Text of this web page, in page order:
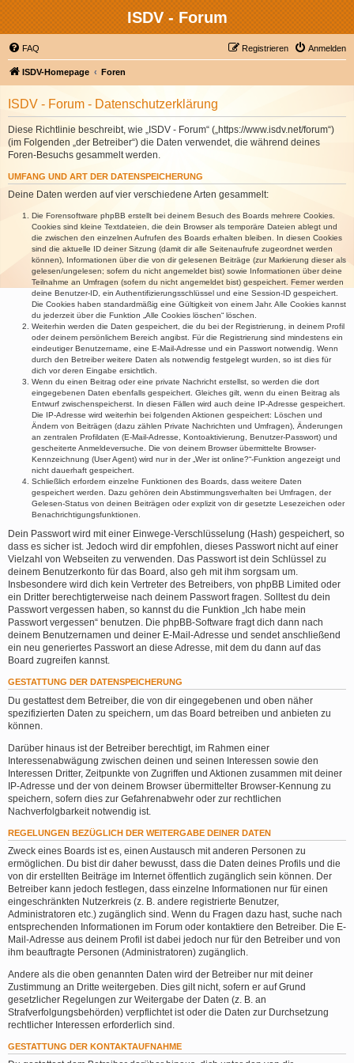
ISDV - Forum
FAQ Anmelden
Registrieren
ISDV-Homepage Foren
ISDV - Forum - Datenschutzerklärung
Diese Richtlinie beschreibt, wie „ISDV - Forum“ („https://www.isdv.net/forum“)
(im Folgenden „der Betreiber“) die Daten verwendet, die während deines
Foren-Besuchs gesammelt werden.
UMFANG UND ART DER DATENSPEICHERUNG
Deine Daten werden auf vier verschiedene Arten gesammelt:
Die Forensoftware phpBB erstellt bei deinem Besuch des Boards mehrere Cookies.
Cookies sind kleine Textdateien, die dein Browser als temporäre Dateien ablegt und
die zwischen den einzelnen Aufrufen des Boards erhalten bleiben. In diesen Cookies
sind die aktuelle ID deiner Sitzung (damit dir alle Seitenaufrufe zugeordnet werden
können), Informationen über die von dir gelesenen Beiträge (zur Markierung dieser als
gelesen/ungelesen; sofern du nicht angemeldet bist) sowie Informationen über deine
Teilnahme an Umfragen (sofern du nicht angemeldet bist) gespeichert. Ferner werden
deine Benutzer-ID, ein Authentifizierungsschlüssel und eine Session-ID gespeichert.
Die Cookies haben standardmäßig eine Gültigkeit von einem Jahr. Alle Cookies kannst
du jederzeit über die Funktion „Alle Cookies löschen“ löschen.
Weiterhin werden die Daten gespeichert, die du bei der Registrierung, in deinem Profil
oder deinem persönlichem Bereich angibst. Für die Registrierung sind mindestens ein
eindeutiger Benutzername, eine E-Mail-Adresse und ein Passwort notwendig. Wenn
durch den Betreiber weitere Daten als notwendig festgelegt wurden, so ist dies für
dich vor deren Eingabe ersichtlich.
Wenn du einen Beitrag oder eine private Nachricht erstellst, so werden die dort
eingegebenen Daten ebenfalls gespeichert. Gleiches gilt, wenn du einen Beitrag als
Entwurf zwischenspeicherst. In diesen Fällen wird auch deine IP-Adresse gespeichert.
Die IP-Adresse wird weiterhin bei folgenden Aktionen gespeichert: Löschen und
Ändern von Beiträgen (dazu zählen Private Nachrichten und Umfragen), Änderungen
an zentralen Profildaten (E-Mail-Adresse, Kontoaktivierung, Benutzer-Passwort) und
gescheiterte Anmeldeversuche. Die von deinem Browser übermittelte Browser-
Kennzeichnung (User Agent) wird nur in der „Wer ist online?“-Funktion angezeigt und
nicht dauerhaft gespeichert.
Schließlich erfordern einzelne Funktionen des Boards, dass weitere Daten
gespeichert werden. Dazu gehören dein Abstimmungsverhalten bei Umfragen, der
Gelesen-Status von deinen Beiträgen oder explizit von dir gesetzte Lesezeichen oder
Benachrichtigungsfunktionen.
Dein Passwort wird mit einer Einwege-Verschlüsselung (Hash) gespeichert, so
dass es sicher ist. Jedoch wird dir empfohlen, dieses Passwort nicht auf einer
Vielzahl von Webseiten zu verwenden. Das Passwort ist dein Schlüssel zu
deinem Benutzerkonto für das Board, also geh mit ihm sorgsam um.
Insbesondere wird dich kein Vertreter des Betreibers, von phpBB Limited oder
ein Dritter berechtigterweise nach deinem Passwort fragen. Solltest du dein
Passwort vergessen haben, so kannst du die Funktion „Ich habe mein
Passwort vergessen“ benutzen. Die phpBB-Software fragt dich dann nach
deinem Benutzernamen und deiner E-Mail-Adresse und sendet anschließend
ein neu generiertes Passwort an diese Adresse, mit dem du dann auf das
Board zugreifen kannst.
GESTATTUNG DER DATENSPEICHERUNG
Du gestattest dem Betreiber, die von dir eingegebenen und oben näher
spezifizierten Daten zu speichern, um das Board betreiben und anbieten zu
können.
Darüber hinaus ist der Betreiber berechtigt, im Rahmen einer
Interessenabwägung zwischen deinen und seinen Interessen sowie den
Interessen Dritter, Zeitpunkte von Zugriffen und Aktionen zusammen mit deiner
IP-Adresse und der von deinem Browser übermittelter Browser-Kennung zu
speichern, sofern dies zur Gefahrenabwehr oder zur rechtlichen
Nachverfolgbarkeit notwendig ist.
REGELUNGEN BEZÜGLICH DER WEITERGABE DEINER DATEN
Zweck eines Boards ist es, einen Austausch mit anderen Personen zu
ermöglichen. Du bist dir daher bewusst, dass die Daten deines Profils und die
von dir erstellten Beiträge im Internet öffentlich zugänglich sein können. Der
Betreiber kann jedoch festlegen, dass einzelne Informationen nur für einen
eingeschränkten Nutzerkreis (z. B. andere registrierte Benutzer,
Administratoren etc.) zugänglich sind. Wenn du Fragen dazu hast, suche nach
entsprechenden Informationen im Forum oder kontaktiere den Betreiber. Die E-
Mail-Adresse aus deinem Profil ist dabei jedoch nur für den Betreiber und von
ihm beauftragte Personen (Administratoren) zugänglich.
Andere als die oben genannten Daten wird der Betreiber nur mit deiner
Zustimmung an Dritte weitergeben. Dies gilt nicht, sofern er auf Grund
gesetzlicher Regelungen zur Weitergabe der Daten (z. B. an
Strafverfolgungsbehörden) verpflichtet ist oder die Daten zur Durchsetzung
rechtlicher Interessen erforderlich sind.
GESTATTUNG DER KONTAKTAUFNAHME